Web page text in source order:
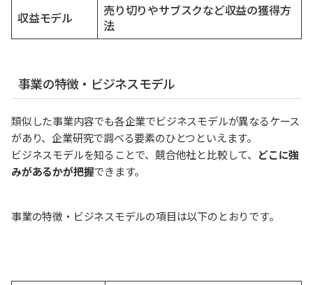
収益モデル
売り切りやサブスクなど収益の獲得方
法
事業の特徴・ビジネスモデル
類似した事業内容でも各企業でビジネスモデルが異なるケース
があり、企業研究で調べる要素のひとつといえます。
ビジネスモデルを知ることで、競合他社と比較して、 どこに強
みがあるかが把握できます。
事業の特徴・ビジネスモデルの項目は以下のとおりです。